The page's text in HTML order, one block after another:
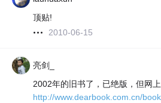
顶贴!
2010-06-15
亮剑_
2002年的旧书了，已绝版，但网
http://www.dearbook.com.cn/